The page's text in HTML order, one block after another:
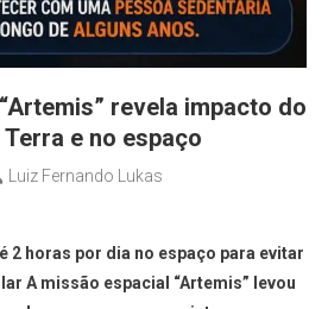
revela impacto do
e no espaço
Luiz Fernando Lukas
2 horas por dia no espaço para evitar
A missão espacial “Artemis” levou